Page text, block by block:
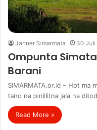
Janner Simarmata 30 Juli
Ompunta
Barani
SIMARMATA.or.id – Hot ma
tano na pinillitna jala na
Read More »